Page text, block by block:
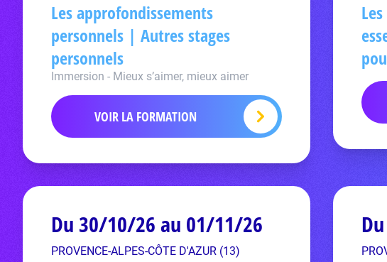
Les approfondissements
personnels | Autres stages
personnels
Immersion - Mieux s’aimer, mieux aimer
VOIR LA FORMATION
Du 30/10/26 au 01/11/26
PROVENCE-ALPES-CÔTE D'AZUR (13)